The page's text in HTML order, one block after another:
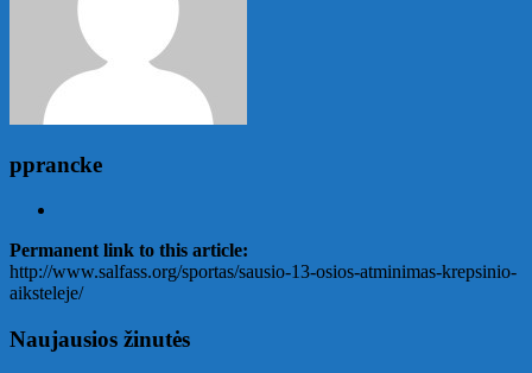
pprancke
Permanent link to this article:
http://www.salfass.org/sportas/sausio-13-osios-atminimas-krepsinio-
aiksteleje/
Naujausios žinutės